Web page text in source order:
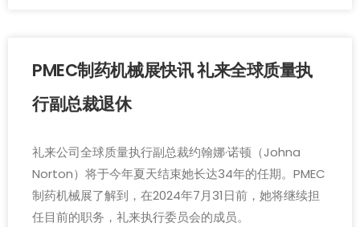
PMEC制药机械展快讯 礼来全球质量执
行副总裁退休
礼来公司全球质量执行副总裁约翰娜·诺顿（Johna
Norton）将于今年夏天结束她长达34年的任期。PMEC
制药机械展了解到，在2024年7月31日前，她将继续担
任目前的职务，礼来执行委员会的成员。